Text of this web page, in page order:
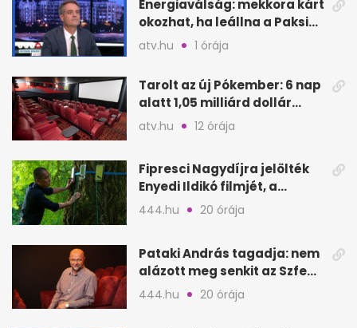
Energiaválság: mekkora kárt
okozhat, ha leállna a Paksi
Atomerőmű?
atv.hu 1 órája
Tarolt az új Pókember: 6 nap
alatt 1,05 milliárd dollár
bevétel
atv.hu 12 órája
Fipresci Nagydíjra jelölték
Enyedi Ildikó filmjét, a
Csendes barátot
444.hu 20 órája
Pataki András tagadja: nem
alázott meg senkit az Szfe
felvételijén
444.hu 20 órája